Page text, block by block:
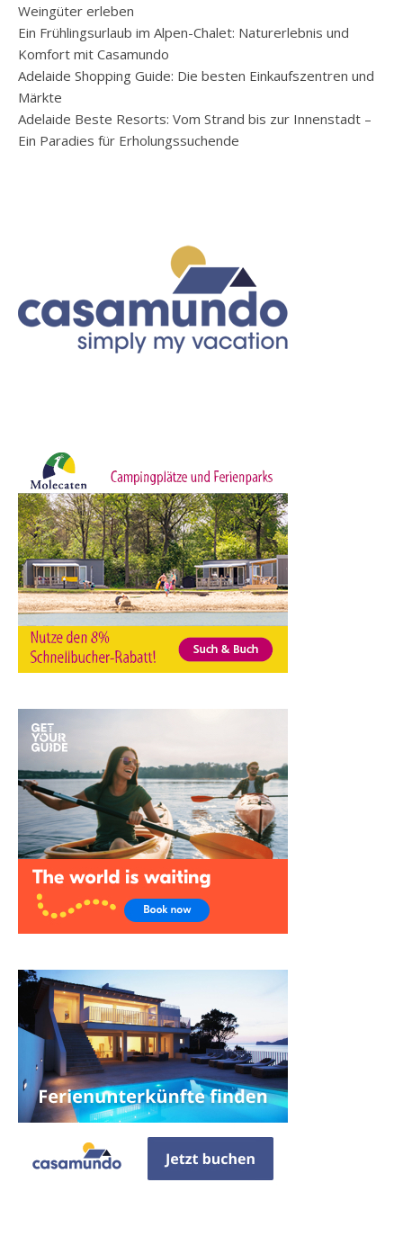
Weingüter erleben
Ein Frühlingsurlaub im Alpen-Chalet: Naturerlebnis und
Komfort mit Casamundo
Adelaide Shopping Guide: Die besten Einkaufszentren und
Märkte
Adelaide Beste Resorts: Vom Strand bis zur Innenstadt –
Ein Paradies für Erholungssuchende